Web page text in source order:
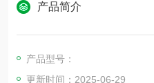
产品简介
产品型号：
更新时间：2025-06-29